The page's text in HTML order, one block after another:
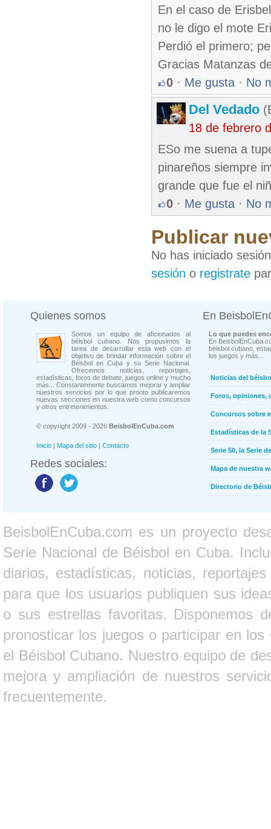
En el caso de
no le digo el mote
Perdió el primero;
Gracias Matanzas
0 · Me gusta · No
Del Vedado
18 de febrero
ESo me suena a
pinareños siempre
grande que fue el
0 · Me gusta · No
Publicar
No has iniciado
sesión o registrate
Quienes somos
Somos un equipo de aficionados al
béisbol cubano. Nos propusimos la
tarea de desarrollar esta web con el
objetivo de brindar información sobre el
Béisbol en Cuba y su Serie Nacional.
Ofrecemos noticias, reportajes,
estadísticas, foros de debate, juegos online y mucho
más... Constantemente buscamos mejorar y ampliar
nuestros servicios por lo que pronto publicaremos
nuevas secciones en nuestra web como concursos
y otros entretenimientos.
© copyright 2009 - 2026 BeisbolEnCuba.com
Inicio | Mapa del sitio | Contacto
Redes sociales:
En
Lo que puedes
En
béisbol cubano,
los juegos y más...
Noticias del
Foros, opiniones,
Concursos sobre
Estadísticas de la
Serie 50, la Serie
Mapa de nuestra
Directorio de
BeisbolEnCuba.com es un proyecto
Serie Nacional de Béisbol en Cuba.
diarios, estadísticas, noticias,
para que los usuarios publiquen sus
o sus estrellas favoritas. Disponemos
pronosticar los juegos o participar en
el Béisbol Cubano. Nuestro equipo de
mejora y ampliación de nuestros
frecuentemente.